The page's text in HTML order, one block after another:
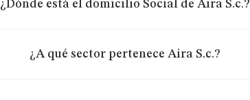
¿Dónde está el domicilio Social de Aira S.c.?
¿A qué sector pertenece Aira S.c.?